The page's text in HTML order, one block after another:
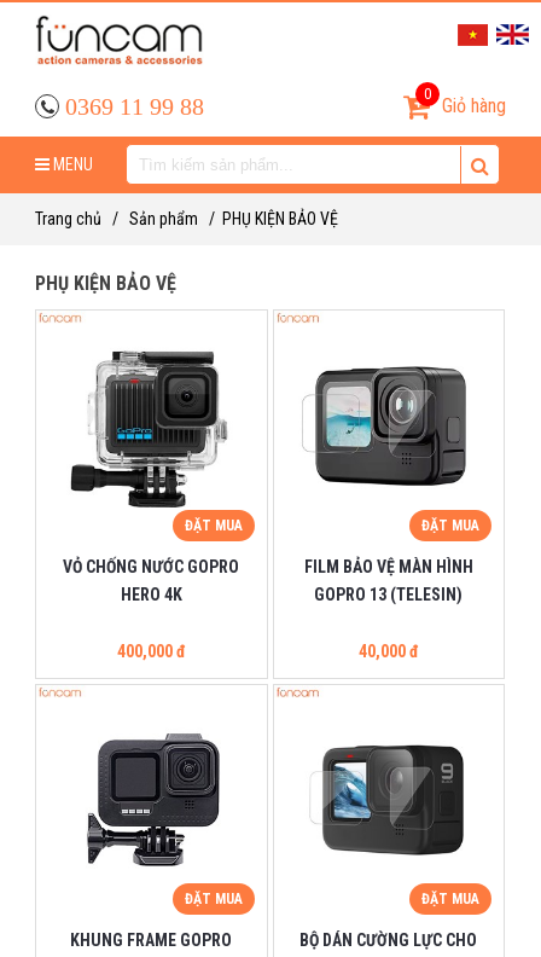
Giỏ hàng
0
0369 11 99 88
MENU
Trang chủ / Sản phẩm / PHỤ KIỆN BẢO VỆ
PHỤ KIỆN BẢO VỆ
ĐẶT MUA
VỎ CHỐNG NƯỚC GOPRO
HERO 4K
400,000 đ
ĐẶT MUA
FILM BẢO VỆ MÀN HÌNH
GOPRO 13 (TELESIN)
40,000 đ
ĐẶT MUA
KHUNG FRAME GOPRO
ĐẶT MUA
BỘ DÁN CƯỜNG LỰC CHO